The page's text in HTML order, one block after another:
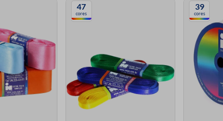
47
cores
39
cores